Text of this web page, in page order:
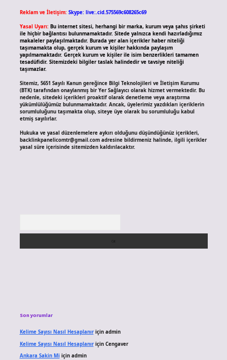
Reklam ve İletişim: Skype: live:.cid.575569c608265c69
Yasal Uyarı: Bu internet sitesi, herhangi bir marka, kurum veya şahıs şirketi
ile hiçbir bağlantısı bulunmamaktadır. Sitede yalnızca kendi hazırladığımız
makaleler paylaşılmaktadır. Burada yer alan içerikler haber niteliği
taşımamakta olup, gerçek kurum ve kişiler hakkında paylaşım
yapılmamaktadır. Gerçek kurum ve kişiler ile isim benzerlikleri tamamen
tesadüfidir. Sitemizdeki bilgiler taslak halindedir ve tavsiye niteliği
taşımazlar.
Sitemiz, 5651 Sayılı Kanun gereğince Bilgi Teknolojileri ve İletişim Kurumu
(BTK) tarafından onaylanmış bir Yer Sağlayıcı olarak hizmet vermektedir. Bu
nedenle, sitedeki içerikleri proaktif olarak denetleme veya araştırma
yükümlülüğümüz bulunmamaktadır. Ancak, üyelerimiz yazdıkları içeriklerin
sorumluluğunu taşımakta olup, siteye üye olarak bu sorumluluğu kabul
etmiş sayılırlar.
Hukuka ve yasal düzenlemelere aykırı olduğunu düşündüğünüz içerikleri,
backlinkpanelicomtr@gmail.comadresine bildirmeniz halinde, ilgili içerikler
yasal süre içerisinde sitemizden kaldırılacaktır.
Son yorumlar
Kelime Sayısı Nasıl Hesaplanıriçin admin
Kelime Sayısı Nasıl Hesaplanıriçin Cengaver
Ankara Sakin Miiçin admin